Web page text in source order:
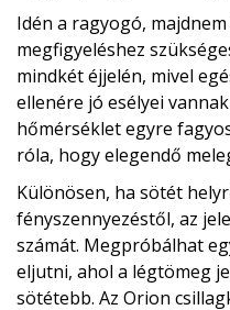
Idén a ragyogó,
megfigyeléshez
mindkét éjjelén, mivel
ellenére jó esélyei
hőmérséklet egyre
róla, hogy elegendő
Különösen, ha sötét
fényszennyezéstől, az
számát. Megpróbálhat
eljutni, ahol a légtömeg
sötétebb. Az Orion